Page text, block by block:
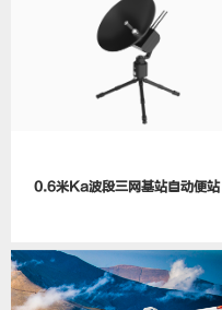
0.6米Ka波段三网基站自动便站